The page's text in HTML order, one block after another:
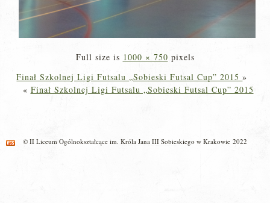
Full size is 1000 × 750 pixels
Finał Szkolnej Ligi Futsalu „Sobieski Futsal Cup” 2015»
« Finał Szkolnej Ligi Futsalu „Sobieski Futsal Cup” 2015
© II Liceum Ogólnokształcące im. Króla Jana III Sobieskiego w Krakowie 2022